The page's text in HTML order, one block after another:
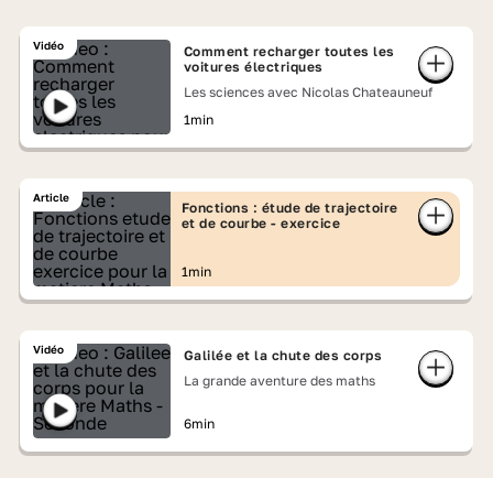
Vidéo
Comment recharger toutes les
voitures électriques
Les sciences avec Nicolas Chateauneuf
1min
Article
Fonctions : étude de trajectoire
et de courbe - exercice
1min
Vidéo
Galilée et la chute des corps
La grande aventure des maths
6min